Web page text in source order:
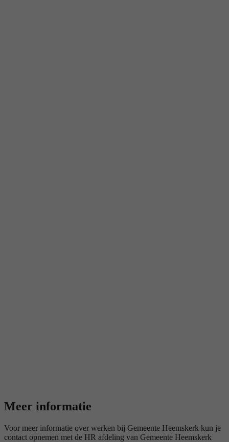
Meer informatie
Voor meer informatie over werken bij Gemeente Heemskerk kun je
contact opnemen met de HR afdeling van Gemeente Heemskerk